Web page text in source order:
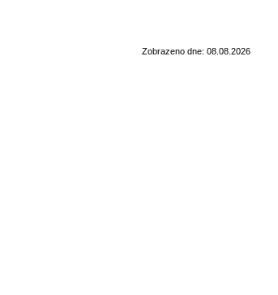
Zobrazeno dne: 08.08.2026